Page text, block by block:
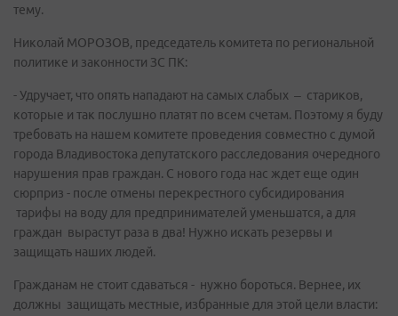
тему.
Николай МОРОЗОВ, председатель комитета по региональной
политике и законности ЗС ПК:
- Удручает, что опять нападают на самых слабых – стариков,
которые и так послушно платят по всем счетам. Поэтому я буду
требовать на нашем комитете проведения совместно с думой
города Владивостока депутатского расследования очередного
нарушения прав граждан. С нового года нас ждет еще один
сюрприз - после отмены перекрестного субсидирования
тарифы на воду для предпринимателей уменьшатся, а для
граждан вырастут раза в два! Нужно искать резервы и
защищать наших людей.
Гражданам не стоит сдаваться - нужно бороться. Вернее, их
должны защищать местные, избранные для этой цели власти: